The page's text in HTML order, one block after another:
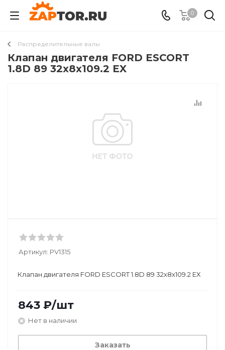
0
Распределительные валы
Клапан двигателя FORD ESCORT
1.8D 89 32x8x109.2 EX
Артикул: PV1315
Клапан двигателя FORD ESCORT 1.8D 89 32x8x109.2 EX
843 ₽/шт
Нет в наличии
Заказать